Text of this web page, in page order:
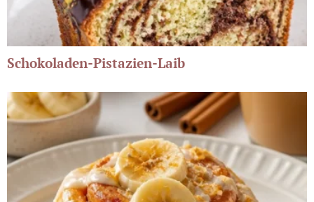
Schokoladen-Pistazien-Laib